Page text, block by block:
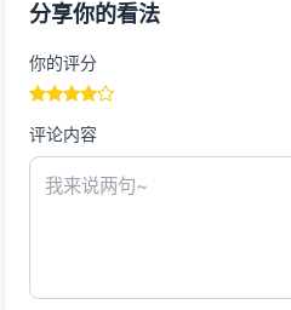
分享你的看法
你的评分
评论内容